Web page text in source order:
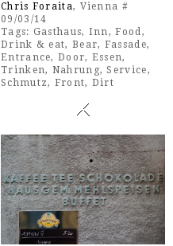
Chris Foraita, Vienna #
09/03/14
Tags: Gasthaus, Inn,Food,
Drink & eat, Bear, Fassade,
Entrance,Door, Essen,
Trinken, Nahrung,Service,
Schmutz, Front, Dirt